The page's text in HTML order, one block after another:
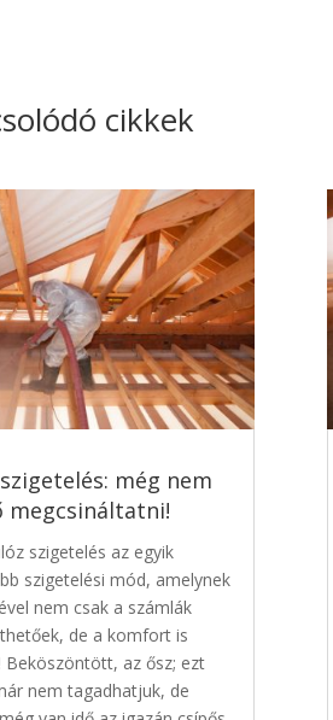
cikkek
még nem
megcsináltatni!
szigetelés az egyik
szigetelési mód, amelynek
nem csak a számlák
de a komfort is
Beköszöntött, az ősz; ezt
nem tagadhatjuk, de